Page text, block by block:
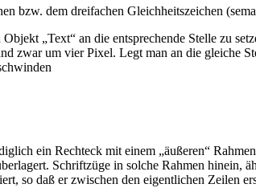
bzw. dem dreifachen Gleichheitszeichen
„Text“ an die entsprechende Stelle zu
zwar um vier Pixel. Legt man an die gleiche
ein Rechteck mit einem „äußeren“
Schriftzüge in solche Rahmen
so daß er zwischen den eigentlichen Zeilen